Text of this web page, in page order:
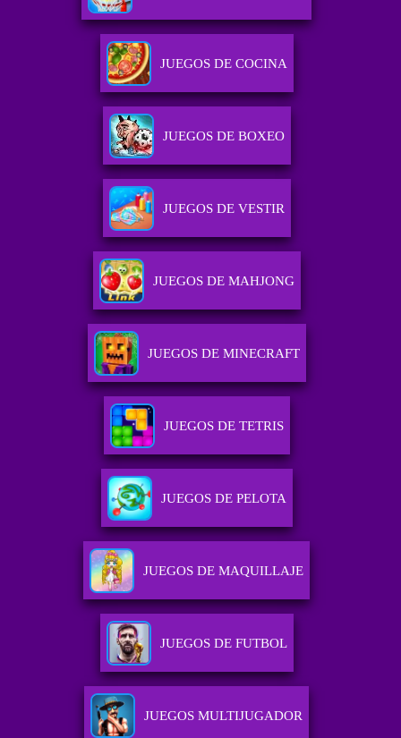
JUEGOS DE COCINA
JUEGOS DE BOXEO
JUEGOS DE VESTIR
JUEGOS DE MAHJONG
JUEGOS DE MINECRAFT
JUEGOS DE TETRIS
JUEGOS DE PELOTA
JUEGOS DE MAQUILLAJE
JUEGOS DE FUTBOL
JUEGOS MULTIJUGADOR